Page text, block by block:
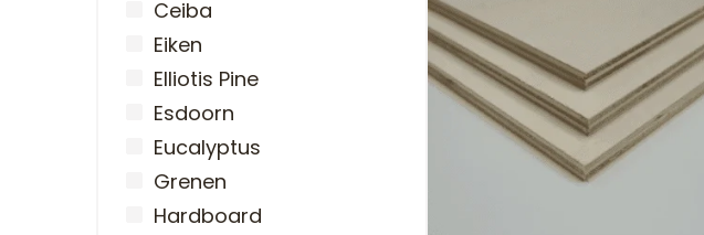
Ceiba
Eiken
Elliotis Pine
Esdoorn
Eucalyptus
Grenen
Hardboard